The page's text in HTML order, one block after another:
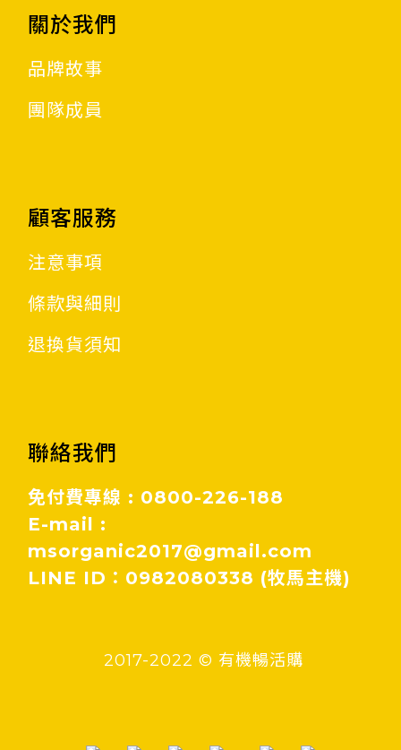
關於我們
品牌故事
團隊成員
顧客服務
注意事項
條款與細則
退換貨須知
聯絡我們
免付費專線 : 0800-226-188
E-mail :
msorganic2017@gmail.com
LINE ID：0982080338 (牧馬主機)
2017-2022 © 有機暢活購